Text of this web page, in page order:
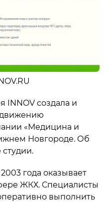
INNOV создала и
«Медицина и
Новгороде. Об
года оказывает
ЖКХ. Специалисты
выполнить